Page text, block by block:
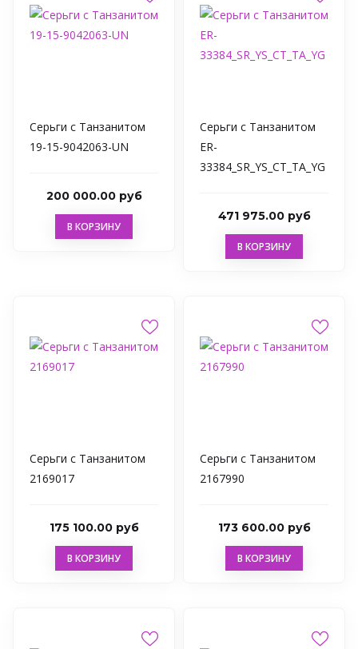
Серьги с Танзанитом
19-15-9042063-UN
200 000.00 руб
В КОРЗИНУ
Серьги с Танзанитом
ER-
33384_SR_YS_CT_TA_YG
471 975.00 руб
В КОРЗИНУ
Серьги с Танзанитом
2169017
175 100.00 руб
В КОРЗИНУ
Серьги с Танзанитом
2167990
173 600.00 руб
В КОРЗИНУ